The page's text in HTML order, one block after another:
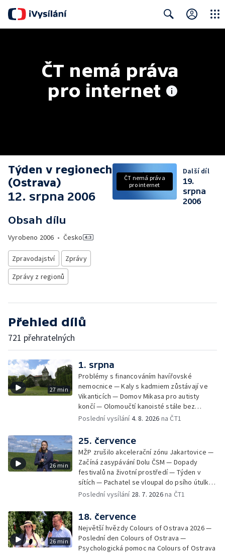
ČT nemá práva
pro internet
Týden v regionech
(Ostrava)
12. srpna 2006
Obsah dílu
Vyrobeno 2006 • Česko
Zpravodajství
Zprávy
Zprávy z regionů
ČT nemá práva
pro internet
Další díl
19.
srpna
2006
Přehled dílů
721 přehratelných
27 min
1. srpna
Problémy s financováním havířovské
nemocnice — Kaly s kadmiem zůstávají ve
Vikanticích — Domov Mikasa pro autisty
končí — Olomoučtí kanoisté stále bez
cvičného kanálu — Tereza Kneblová je
Nové využití pro Hückelovy vily — Nové
varhany v Rudě u Rýmařova
Poslední vysílání4. 8. 2026 na ČT1
26 min
25. července
MŽP zrušilo akcelerační zónu Jakartovice —
Začíná zasypávání Dolu ČSM — Dopady
festivalů na životní prostředí — Týden v
sítích — Pachatel se vloupal do psího útulku
— Dobrovolný armádní výcvik středoškoláků
Poslední vysílání 28. 7. 2026na ČT1
26 min
18. července
Největší hvězdy Colours of Ostrava 2026 —
Poslední den Colours of Ostrava —
Psychologická pomoc na Colours of Ostrava